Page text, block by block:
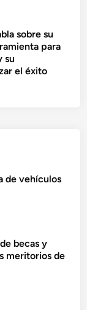
sobre su
para
su
el éxito
de vehículos
becas y
meritorios de